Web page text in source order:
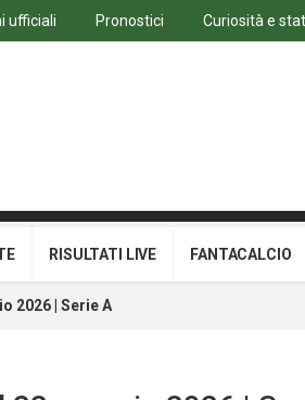
ufficiali Pronostici Curiosità e
RISULTATI LIVE FANTACALCIO
2026 | Serie A